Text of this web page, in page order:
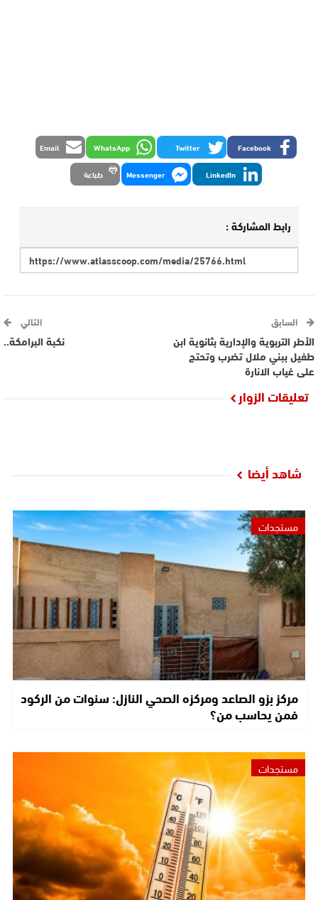
Facebook
Twitter
WhatsApp
Email
LinkedIn
Messenger طباعة
رابط المشاركة :
السابق
الأطر التربوية والإدارية بثانوية ابن
طفيل ببني ملال تضرب وتحتج
على غياب الانارة
التالي
نكبة البرامكة..
تعليقات الزوار
شاهد أيضا
مستجدات
مركز بزو الصاعد ومركزه الصحي النازل: سنوات من الركود
فمن يحاسب من؟
مستجدات